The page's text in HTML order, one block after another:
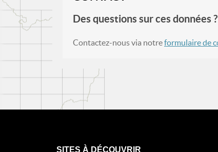
Des questions sur ces données ?
Contactez-nous via notreformulaire de
SITES À DÉCOUVRIR